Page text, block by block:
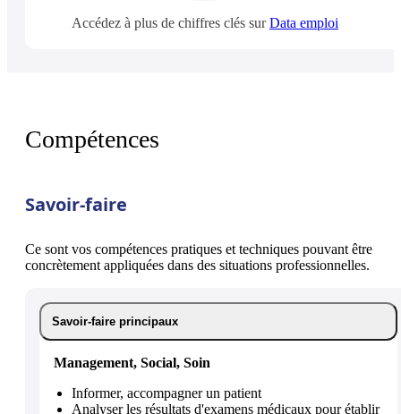
Accédez à plus de chiffres clés surData emploi
Compétences
Savoir-faire
Ce sont vos compétences pratiques et techniques pouvant être
concrètement appliquées dans des situations professionnelles.
Savoir-faire principaux
Management, Social, Soin
Informer, accompagner un patient
Analyser les résultats d'examens médicaux pour établir